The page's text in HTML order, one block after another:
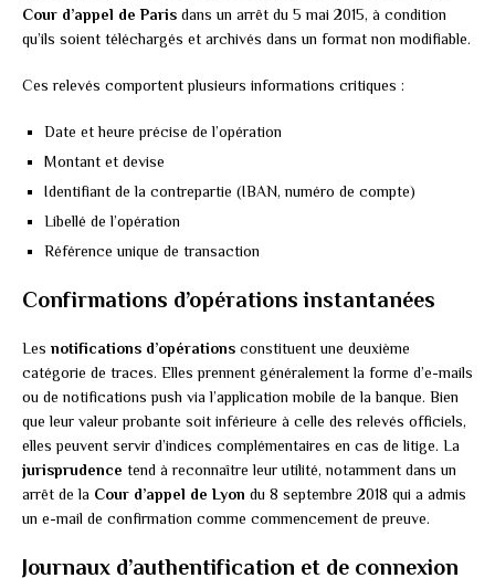
Cour d’appel de Paris dans un arrêt du 5 mai 2015, à condition
qu’ils soient téléchargés et archivés dans un format non modifiable.
Ces relevés comportent plusieurs informations critiques :
Date et heure précise de l’opération
Montant et devise
Identifiant de la contrepartie (IBAN, numéro de compte)
Libellé de l’opération
Référence unique de transaction
Confirmations d’opérations instantanées
Les notifications d’opérations constituent une deuxième
catégorie de traces. Elles prennent généralement la forme d’e-mails
ou de notifications push via l’application mobile de la banque. Bien
que leur valeur probante soit inférieure à celle des relevés officiels,
elles peuvent servir d’indices complémentaires en cas de litige. La
jurisprudence tend à reconnaître leur utilité, notamment dans un
arrêt de la Cour d’appel de Lyon du 8 septembre 2018 qui a admis
un e-mail de confirmation comme commencement de preuve.
Journaux d’authentification et de connexion